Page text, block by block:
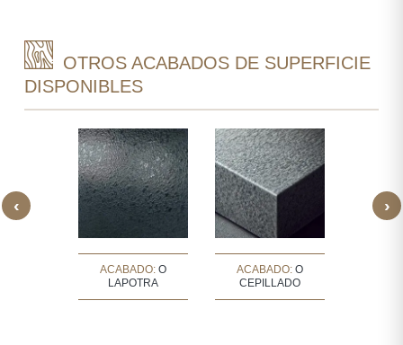
OTROS ACABADOS DE SUPERFICIE
DISPONIBLES
‹
ACABADO: O
LAPOTRA
ACABADO: O
CEPILLADO
›